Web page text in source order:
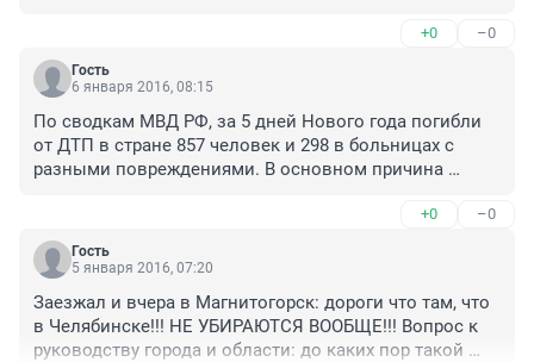
"второстепенные" улицы лучше вообще не лезть. На
пр.Ленина сегодня местами был просто каток, ехал
40км/ч тормозной путь почти 30м. В итого:1) днище
весне стают и будет бассеин "Челябинск". 3)Разметки
в городе нет, зато камеры работают исправно! "
Губернатор Сугробский одумайся!!!!"
+0 –0
Гость
6 января 2016, 08:15
По сводкам МВД РФ, за 5 дней Нового года погибли
от ДТП в стране 857 человек и 298 в больницах с
разными повреждениями. В основном причина
состояние и нарушение норм ПДД. Одно радует среди
погибших большинство средний и богатый класс.
Малоимущих всего до 8%.
+0 –0
Гость
5 января 2016, 07:20
Заезжал и вчера в Магнитогорск: дороги что там, что
в Челябинске!!! НЕ УБИРАЮТСЯ ВООБЩЕ!!! Вопрос к
руководству города и области: до каких пор такой